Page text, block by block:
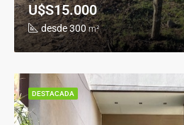
desde 300 m²
U$S15.000
DESTACADA